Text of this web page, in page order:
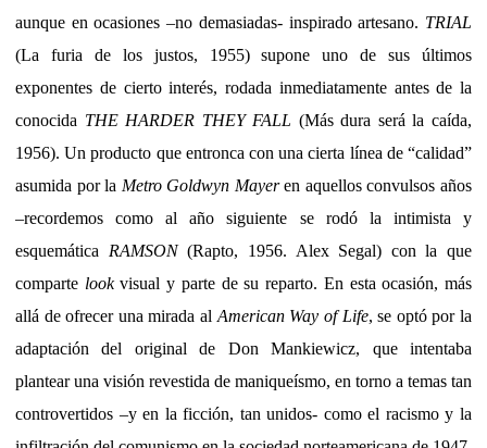
aunque en ocasiones –no demasiadas- inspirado artesano. TRIAL
(La furia de los justos, 1955) supone uno de sus últimos
exponentes de cierto interés, rodada inmediatamente antes de la
conocida THE HARDER THEY FALL (Más dura será la caída,
1956). Un producto que entronca con una cierta línea de “calidad”
asumida por la Metro Goldwyn Mayeren aquellos convulsos años
–recordemos como al año siguiente se rodó la intimista y
esquemática RAMSON(Rapto, 1956. Alex Segal) con la que
comparte lookvisual y parte de su reparto. En esta ocasión, más
allá de ofrecer una mirada al American Way of Life, se optó por la
adaptación del original de Don Mankiewicz, que intentaba
plantear una visión revestida de maniqueísmo, en torno a temas tan
controvertidos –y en la ficción, tan unidos- como el racismo y la